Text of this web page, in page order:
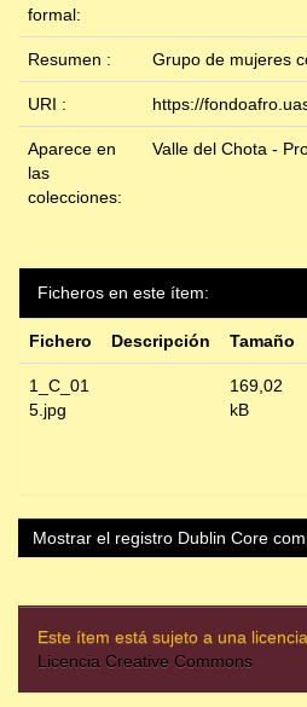
formal:
Resumen : Grupo de mujeres
URI : https://
Aparece en
las
colecciones:
Valle del Chota -
Ficheros en este ítem:
Fichero Descripción Tamaño
1_C_01
5.jpg
169,02
kB
Mostrar el registro Dublin Core
Este ítem está sujeto a una
Licencia Creative Commons